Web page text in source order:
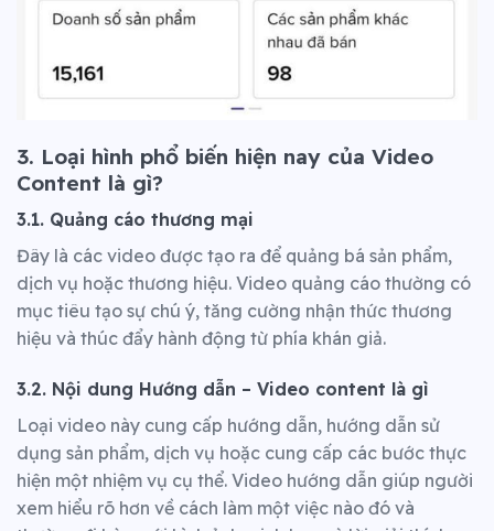
3. Loại hình phổ biến hiện nay của Video
Content là gì?
3.1. Quảng cáo thương mại
Đây là các video được tạo ra để quảng bá sản phẩm,
dịch vụ hoặc thương hiệu. Video quảng cáo thường có
mục tiêu tạo sự chú ý, tăng cường nhận thức thương
hiệu và thúc đẩy hành động từ phía khán giả.
3.2. Nội dung Hướng dẫn – Video content là gì
Loại video này cung cấp hướng dẫn, hướng dẫn sử
dụng sản phẩm, dịch vụ hoặc cung cấp các bước thực
hiện một nhiệm vụ cụ thể. Video hướng dẫn giúp người
xem hiểu rõ hơn về cách làm một việc nào đó và